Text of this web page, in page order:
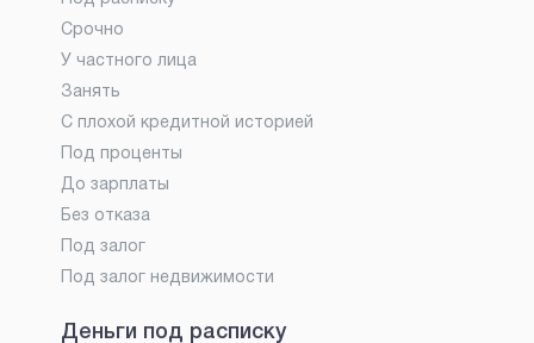
Срочно
У частного лица
Занять
С плохой кредитной историей
Под проценты
До зарплаты
Без отказа
Под залог
Под залог недвижимости
Деньги под расписку